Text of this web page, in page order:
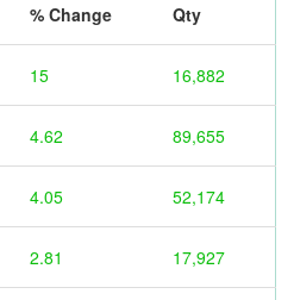
% Change Qty
15 16,882
4.62 89,655
4.05 52,174
2.81 17,927